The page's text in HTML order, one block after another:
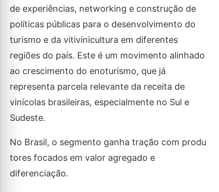
de experiências, networking e construção de
políticas públicas para o desenvolvimento do
turismo e da vitivinicultura em diferentes
regiões do país. Este é um movimento alinhado
ao crescimento do enoturismo, que já
representa parcela relevante da receita de
vinícolas brasileiras, especialmente no Sul e
Sudeste.
No Brasil, o segmento ganha tração com produ
tores focados em valor agregado e
diferenciação.